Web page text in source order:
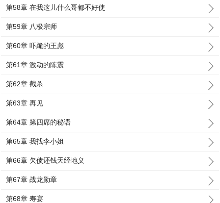
第58章 在我这儿什么哥都不好使
第59章 八极宗师
第60章 吓跪的王彪
第61章 激动的陈震
第62章 截杀
第63章 再见
第64章 第四席的秘语
第65章 我找李小姐
第66章 欠债还钱天经地义
第67章 战龙勋章
第68章 寿宴